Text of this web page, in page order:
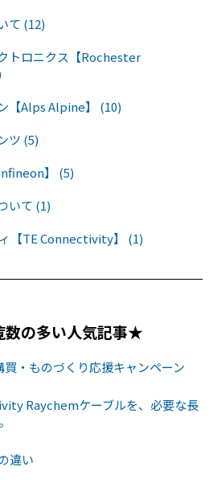
て (12)
トロニクス【Rochester
【Alps Alpine】 (10)
ツ (5)
】 (5)
いて (1)
【TE Connectivity】 (1)
の多い人気記事★
買・ものづくり応援キャンペーン
Raychemケーブルを、必要な長
違い